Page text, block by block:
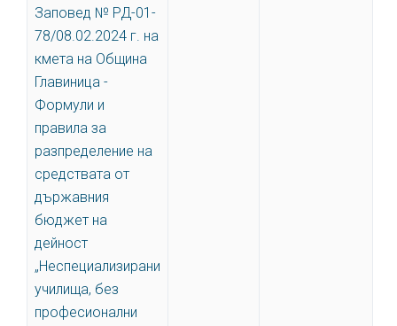
Заповед № РД-01-
78/08.02.2024 г. на
кмета на Община
Главиница -
Формули и
правила за
разпределение на
средствата от
държавния
бюджет на
дейност
„Неспециализирани
училища, без
професионални